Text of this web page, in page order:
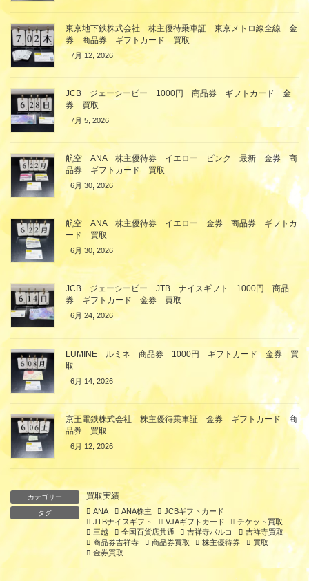
東京地下鉄株式会社 株主優待乗車証 東京メトロ線全線 金
券 商品券 ギフトカード 買取
7月 12, 2026
JCB ジェーシービー 1000円 商品券 ギフトカード 金
券 買取
7月 5, 2026
航空 ANA 株主優待券 イエロー ピンク 最新 金券 商
品券 ギフトカード 買取
6月 30, 2026
航空 ANA 株主優待券 イエロー 金券 商品券 ギフトカ
ード 買取
6月 30, 2026
JCB ジェーシービー JTB ナイスギフト 1000円 商品
券 ギフトカード 金券 買取
6月 24, 2026
LUMINE ルミネ 商品券 1000円 ギフトカード 金券 買
取
6月 14, 2026
京王電鉄株式会社 株主優待乗車証 金券 ギフトカード 商
品券 買取
6月 12, 2026
カテゴリー 買取実績
タグ ANA ANA株主
JCBギフトカード
JTBナイスギフト
VJAギフトカード
チケット買取
三越
全国百貨店共通 吉祥寺パルコ
吉祥寺買取
商品券吉祥寺
商品券買取 株主優待券
買取
金券買取